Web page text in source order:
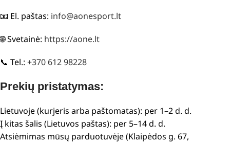
📧 El. paštas: info@aonesport.lt
🌐 Svetainė: https://aone.lt
📞 Tel.: +370 612 98228
Prekių pristatymas:
Lietuvoje (kurjeris arba paštomatas): per 1–2 d. d.
Į kitas šalis (Lietuvos paštas): per 5–14 d. d.
Atsiėmimas mūsų parduotuvėje (Klaipėdos g. 67,